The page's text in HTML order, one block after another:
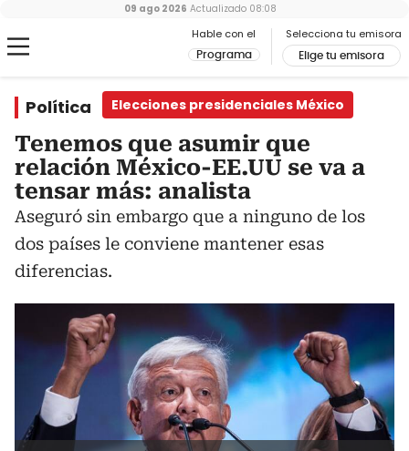
Hable con el
Programa
Selecciona tu emisora
Elige tu emisora
09 ago 2026 Actualizado 08:08
Política Elecciones presidenciales México
Tenemos que asumir que
relación México-EE.UU se va a
tensar más: analista
Aseguró sin embargo que a ninguno de los
dos países le conviene mantener esas
diferencias.